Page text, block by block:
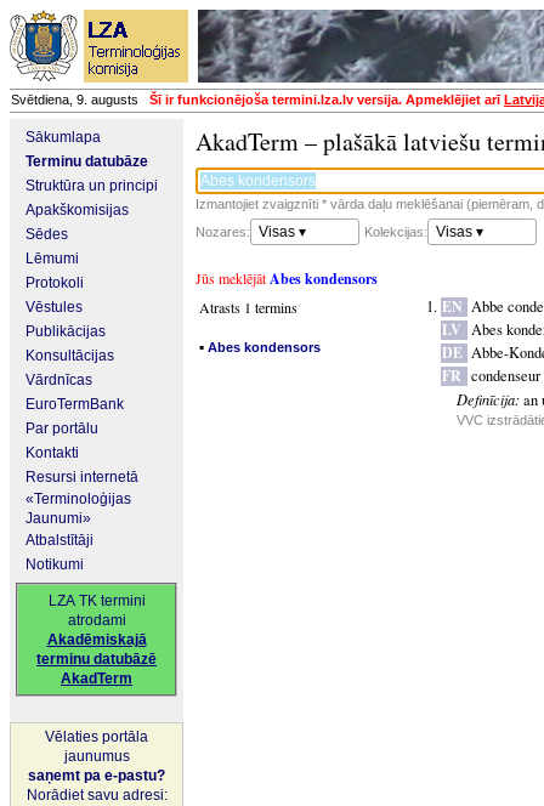
Svētdiena, 9. augusts Šī ir funkcionējoša termini.lza.lv versija. Apmeklējiet arī
Sākumlapa
Terminu datubāze
Struktūra un principi
Apakškomisijas
Sēdes
Lēmumi
Protokoli
Vēstules
Publikācijas
Konsultācijas
Vārdnīcas
EuroTermBank
Par portālu
Kontakti
Resursi internetā
«Terminoloģijas
Jaunumi»
Atbalstītāji
Notikumi
LZA TK termini
atrodami
Akadēmiskajā
terminu datubāzē
AkadTerm
Vēlaties portāla
jaunumus
saņemt pa e-pastu?
Norādiet savu adresi:
AkadTerm – plašākā latviešu
Izmantojiet zvaigznīti * vārda daļu meklēšanai (piemēram,
Nozares:
Visas ▾ Kolekcijas: Visas ▾
Jūs meklējātAbes kondensors
Atrasts 1 termins
▪ Abes kondensors
EN Abbe
LV Abes
DE Abbe-
FR
Definīcija:an
VVC